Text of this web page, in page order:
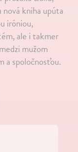
kniha upúta
iróniou,
ale i takmer
mužom
a spoločnosťou.